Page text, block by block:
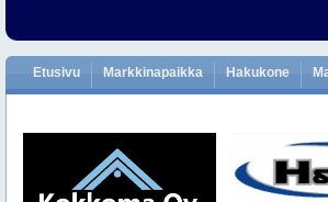
Etusivu Markkinapaikka Hakukone